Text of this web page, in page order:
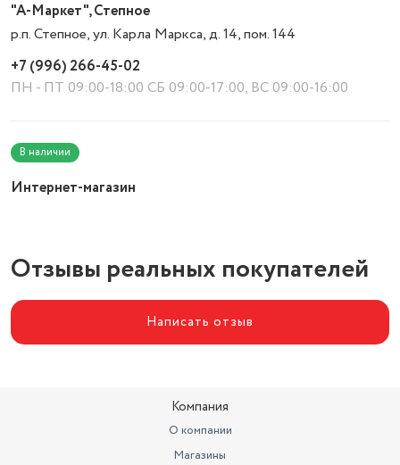
"А-Маркет", Степное
р.п. Степное, ул. Карла Маркса, д. 14, пом. 144
+7 (996) 266-45-02
ПН - ПТ 09:00-18:00 СБ 09:00-17:00, ВС 09:00-16:00
Интернет-магазин
В наличии
Отзывы реальных покупателей
Написать отзыв
Компания
О компании
Магазины